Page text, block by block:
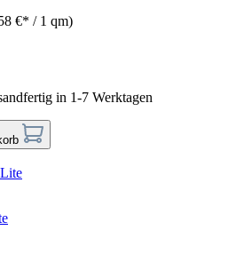
€* / 1 qm)
in 1-7 Werktagen